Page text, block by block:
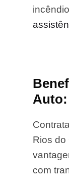
Auto:
Rios do
com